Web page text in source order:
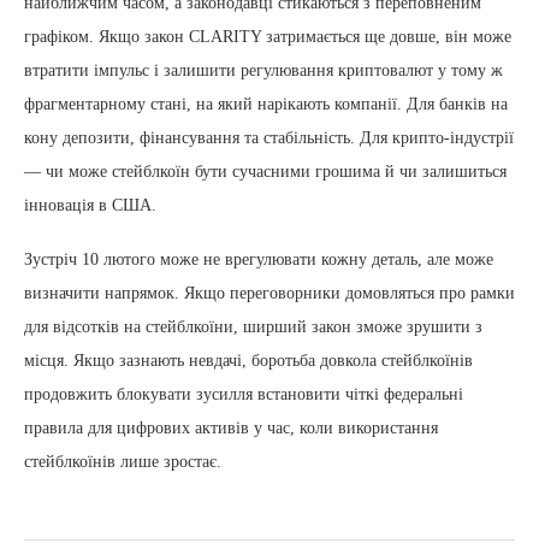
графіком. Якщо закон CLARITY затримається ще довше, він може
втратити імпульс і залишити регулювання криптовалют у тому ж
фрагментарному стані, на який нарікають компанії. Для банків на
кону депозити, фінансування та стабільність. Для крипто-індустрії
— чи може стейблкоїн бути сучасними грошима й чи залишиться
інновація в США.
Зустріч 10 лютого може не врегулювати кожну деталь, але може
визначити напрямок. Якщо переговорники домовляться про рамки
для відсотків на стейблкоїни, ширший закон зможе зрушити з
місця. Якщо зазнають невдачі, боротьба довкола стейблкоїнів
продовжить блокувати зусилля встановити чіткі федеральні
правила для цифрових активів у час, коли використання
стейблкоїнів лише зростає.